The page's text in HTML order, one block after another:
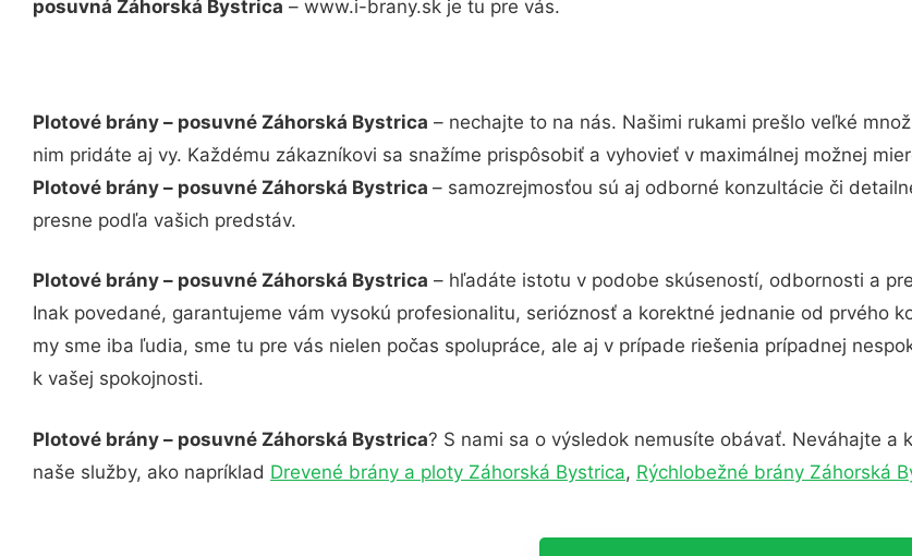
posuvná Záhorská Bystrica – www.i-brany.sk je tu pre vás.
Plotové brány – posuvné Záhorská Bystrica – nechajte to na nás. Našimi rukami prešlo veľké
nim pridáte aj vy. Každému zákazníkovi sa snažíme prispôsobiť a vyhovieť v maximálnej možnej
Plotové brány – posuvné Záhorská Bystrica – samozrejmosťou sú aj odborné konzultácie či
presne podľa vašich predstáv.
Plotové brány – posuvné Záhorská Bystrica – hľadáte istotu v podobe skúseností, odbornosti a
Inak povedané, garantujeme vám vysokú profesionalitu, serióznosť a korektné jednanie od prvého
my sme iba ľudia, sme tu pre vás nielen počas spolupráce, ale aj v prípade riešenia prípadnej
k vašej spokojnosti.
Plotové brány – posuvné Záhorská Bystrica? S nami sa o výsledok nemusíte obávať. Neváhajte
naše služby, ako napríklad Drevené brány a ploty Záhorská Bystrica, Rýchlobežné brány Záhorská